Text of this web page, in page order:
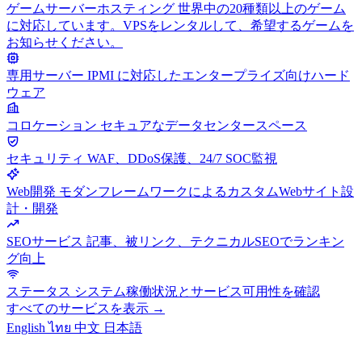
ゲームサーバーホスティング 世界中の20種類以上のゲーム
に対応しています。VPSをレンタルして、希望するゲームを
お知らせください。
専用サーバー IPMI に対応したエンタープライズ向けハード
ウェア
コロケーション セキュアなデータセンタースペース
セキュリティ WAF、DDoS保護、24/7 SOC監視
Web開発 モダンフレームワークによるカスタムWebサイト設
計・開発
SEOサービス 記事、被リンク、テクニカルSEOでランキン
グ向上
ステータス システム稼働状況とサービス可用性を確認
すべてのサービスを表示 →
Englishไทย 中文 日本語